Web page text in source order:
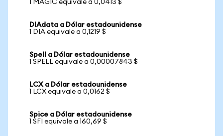
1 MAGIC equivale a 0,0413 $
DIAdata a Dólar estadounidense
1 DIA equivale a 0,1219 $
Spell a Dólar estadounidense
1 SPELL equivale a 0,00007843 $
LCX a Dólar estadounidense
1 LCX equivale a 0,0162 $
Spice a Dólar estadounidense
1 SFI equivale a 160,69 $